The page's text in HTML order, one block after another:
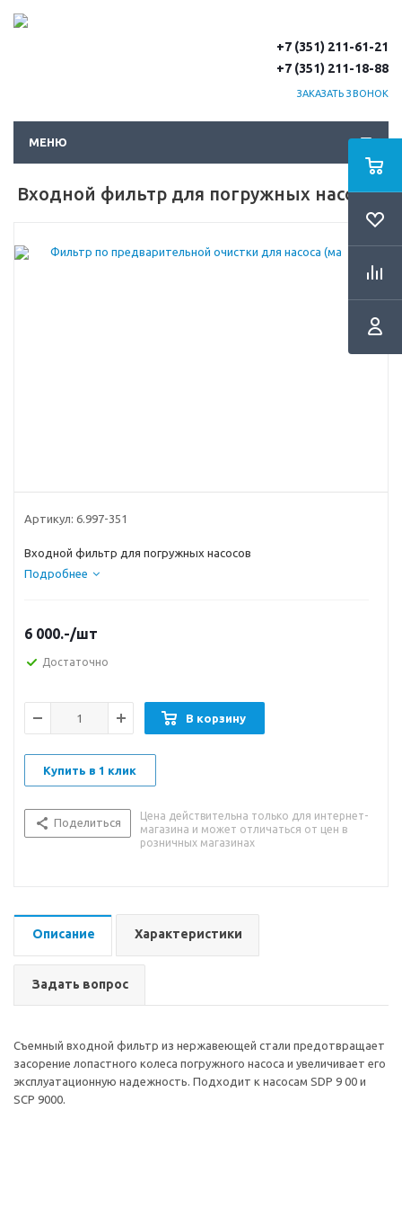
+7 (351) 211-61-21
+7 (351) 211-18-88
ЗАКАЗАТЬ ЗВОНОК
МЕНЮ
Входной фильтр для погружных насосов
Артикул: 6.997-351
Входной фильтр для погружных насосов
Подробнее
6 000.-/шт
Достаточно
В корзину
Купить в 1 клик
Поделиться
Цена действительна только для интернет-
магазина и может отличаться от цен в
розничных магазинах
Описание Характеристики
Задать вопрос
Съемный входной фильтр из нержавеющей стали предотвращает
засорение лопастного колеса погружного насоса и увеличивает его
эксплуатационную надежность. Подходит к насосам SDP 9 00 и
SCP 9000.